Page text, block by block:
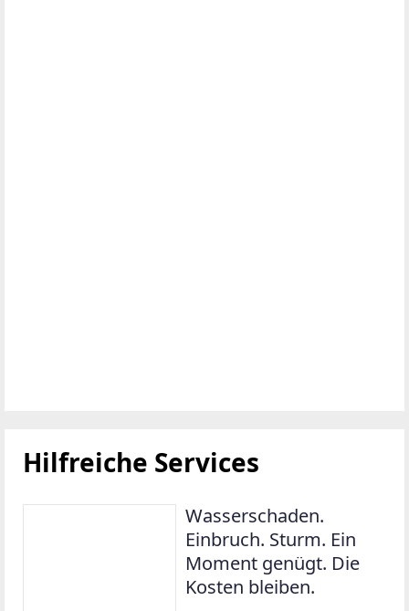
Hilfreiche Services
Wasserschaden.
Einbruch. Sturm. Ein
Moment genügt. Die
Kosten bleiben.